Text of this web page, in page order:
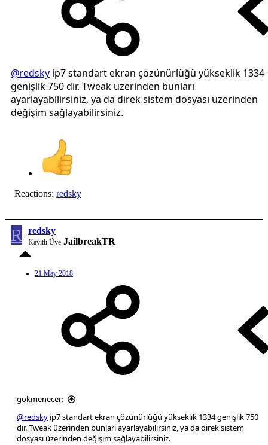
@redsky ip7 standart ekran çözünürlüğü yükseklik 1334
genişlik 750 dir. Tweak üzerinden bunları
ayarlayabilirsiniz, ya da direk sistem dosyası üzerinden
değişim sağlayabilirsiniz.
Reactions: redsky
R redsky
Kayıtlı Üye JailbreakTR
21 May 2018
gokmenecer:
@redsky ip7 standart ekran çözünürlüğü yükseklik 1334 genişlik 750
dir. Tweak üzerinden bunları ayarlayabilirsiniz, ya da direk sistem
dosyası üzerinden değişim sağlayabilirsiniz.